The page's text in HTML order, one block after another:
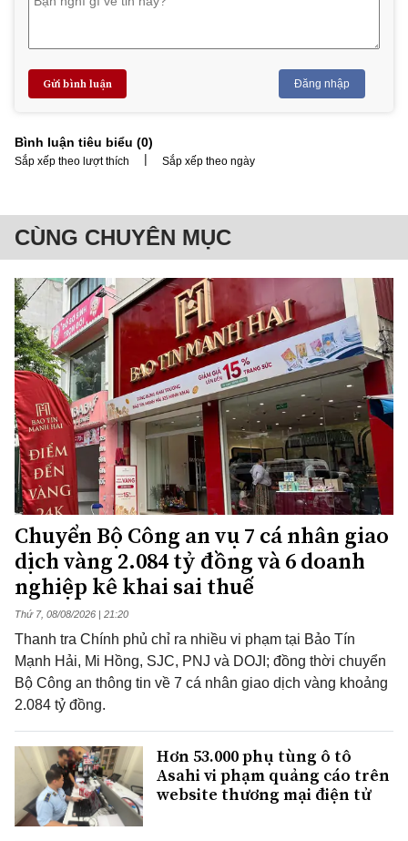
Gửi bình luận Đăng nhập
Bình luận tiêu biểu (0)
Sắp xếp theo lượt thích | Sắp xếp theo ngày
CÙNG CHUYÊN MỤC
Chuyển Bộ Công an vụ 7 cá nhân giao
dịch vàng 2.084 tỷ đồng và 6 doanh
nghiệp kê khai sai thuế
Thứ 7, 08/08/2026 | 21:20
Thanh tra Chính phủ chỉ ra nhiều vi phạm tại Bảo Tín
Mạnh Hải, Mi Hồng, SJC, PNJ và DOJI; đồng thời chuyển
Bộ Công an thông tin về 7 cá nhân giao dịch vàng khoảng
2.084 tỷ đồng.
Hơn 53.000 phụ tùng ô tô
Asahi vi phạm quảng cáo trên
website thương mại điện tử